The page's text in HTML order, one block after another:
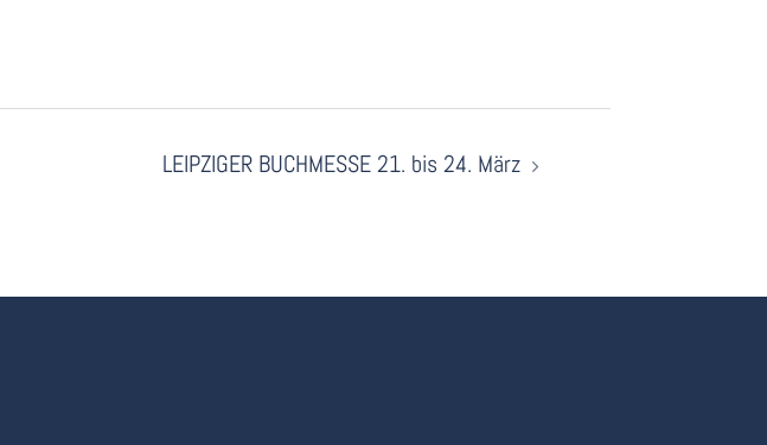
LEIPZIGER BUCHMESSE 21. bis 24. März